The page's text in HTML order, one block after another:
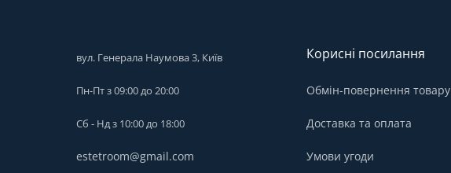
вул. Генерала Наумова 3, Київ
Пн-Пт з 09:00 до 20:00
Сб - Нд з 10:00 до 18:00
estetroom@gmail.com
Корисні посилання
Обмін-повернення товару
Доставка та оплата
Умови угоди